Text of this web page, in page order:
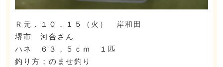
Ｒ元．１０．１５（火） 岸和田
堺市 河合さん
ハネ ６３，５ｃｍ １匹
釣り方；のませ釣り